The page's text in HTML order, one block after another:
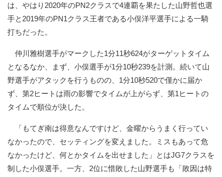
は、やはり2020年のPN2クラスで4連覇を果たした山野哲也選
手と2019年のPN1クラス王者である小俣洋平選手による一騎
打ちだった。
仲川雅樹選手がマークした1分11秒624がターゲットタイム
となるなか、まず、小俣選手が1分10秒239を計測。続いて山
野選手がアタックを行うものの、1分10秒520で僅かに届か
ず、第2ヒートは雨の影響でタイムが上がらず、第1ヒートの
タイムで順位が決した。
「もてぎ南は得意なんですけど、金曜からうまく行ってい
なかったので、セッティングを変えました。ミスもあって危
なかったけど、何とかタイムを出せました」とはJG7クラスを
制した小俣選手。一方、2位に惜敗した山野選手も「敗因は特